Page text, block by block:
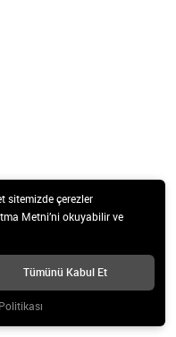
sitemizde çerezler
Metni’ni okuyabilir ve
Tümünü Kabul Et